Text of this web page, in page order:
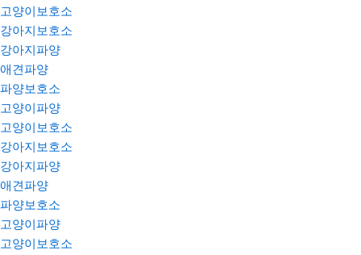
고양이보호소
강아지보호소
강아지파양
애견파양
파양보호소
고양이파양
고양이보호소
강아지보호소
강아지파양
애견파양
파양보호소
고양이파양
고양이보호소